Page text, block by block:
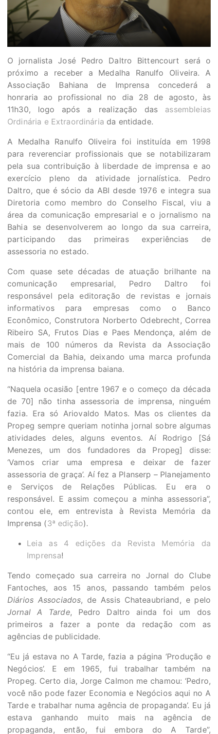
O jornalista José Pedro Daltro Bittencourt será o
próximo a receber a Medalha Ranulfo Oliveira. A
Associação Bahiana de Imprensa concederá a
honraria ao profissional no dia 28 de agosto, às
11h30, logo após a realização das assembleias
Ordinária e Extraordinária da entidade.
A Medalha Ranulfo Oliveira foi instituída em 1998
para reverenciar profissionais que se notabilizaram
pela sua contribuição à liberdade de imprensa e ao
exercício pleno da atividade jornalística. Pedro
Daltro, que é sócio da ABI desde 1976 e integra sua
Diretoria como membro do Conselho Fiscal, viu a
área da comunicação empresarial e o jornalismo na
Bahia se desenvolverem ao longo da sua carreira,
participando das primeiras experiências de
assessoria no estado.
Com quase sete décadas de atuação brilhante na
comunicação empresarial, Pedro Daltro foi
responsável pela editoração de revistas e jornais
informativos para empresas como o Banco
Econômico, Construtora Norberto Odebrecht, Correa
Ribeiro SA, Frutos Dias e Paes Mendonça, além de
mais de 100 números da Revista da Associação
Comercial da Bahia, deixando uma marca profunda
na história da imprensa baiana.
“Naquela ocasião [entre 1967 e o começo da década
de 70] não tinha assessoria de imprensa, ninguém
fazia. Era só Ariovaldo Matos. Mas os clientes da
Propeg sempre queriam notinha jornal sobre algumas
atividades deles, alguns eventos. Aí Rodrigo [Sá
Menezes, um dos fundadores da Propeg] disse:
‘Vamos criar uma empresa e deixar de fazer
assessoria de graça’. Aí fez a Planserp – Planejamento
e Serviços de Relações Públicas. Eu era o
responsável. E assim começou a minha assessoria”,
contou ele, em entrevista à Revista Memória da
Imprensa (3ª edição).
Leia as 4 edições da Revista Memória da
Imprensa!
Tendo começado sua carreira no Jornal do Clube
Fantoches, aos 15 anos, passando também pelos
Diários Associados, de Assis Chateaubriand, e pelo
Jornal A Tarde, Pedro Daltro ainda foi um dos
primeiros a fazer a ponte da redação com as
agências de publicidade.
“Eu já estava no A Tarde, fazia a página ‘Produção e
Negócios’. E em 1965, fui trabalhar também na
Propeg. Certo dia, Jorge Calmon me chamou: ‘Pedro,
você não pode fazer Economia e Negócios aqui no A
Tarde e trabalhar numa agência de propaganda’. Eu já
estava ganhando muito mais na agência de
propaganda, então, fui embora do A Tarde”,